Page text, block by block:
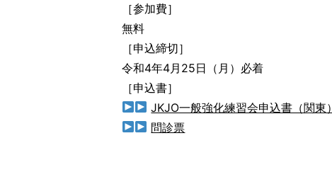
［参加費］
無料
［申込締切］
令和4年4月25日（月）必着
［申込書］
JKJO一般強化練習会申込書（関東）
問診票